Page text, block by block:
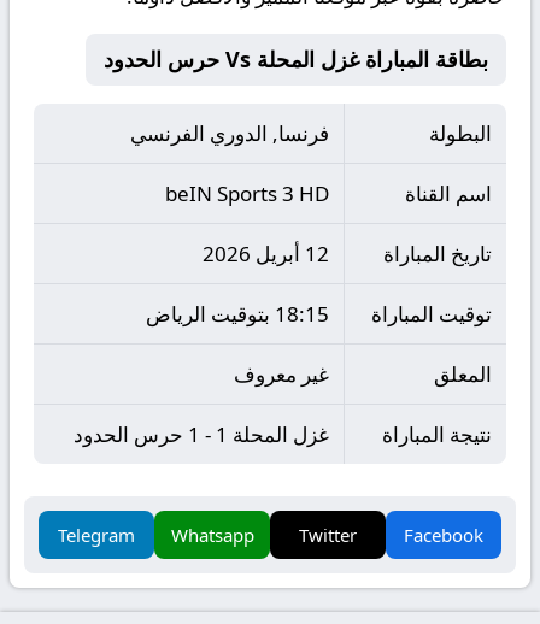
بطاقة المباراة غزل المحلة Vs حرس الحدود
البطولة فرنسا, الدوري الفرنسي
اسم القناة beIN Sports 3 HD
تاريخ المباراة 12 أبريل 2026
توقيت المباراة 18:15 بتوقيت الرياض
المعلق غير معروف
نتيجة المباراة غزل المحلة 1 - 1 حرس الحدود
Facebook
Twitter
Whatsapp
Telegram